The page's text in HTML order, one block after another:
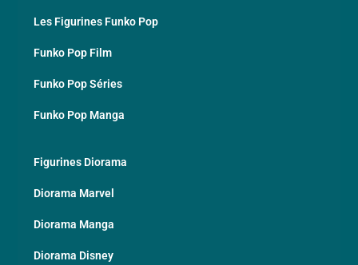
Les Figurines Funko Pop
Funko Pop Film
Funko Pop Séries
Funko Pop Manga
Figurines Diorama
Diorama Marvel
Diorama Manga
Diorama Disney